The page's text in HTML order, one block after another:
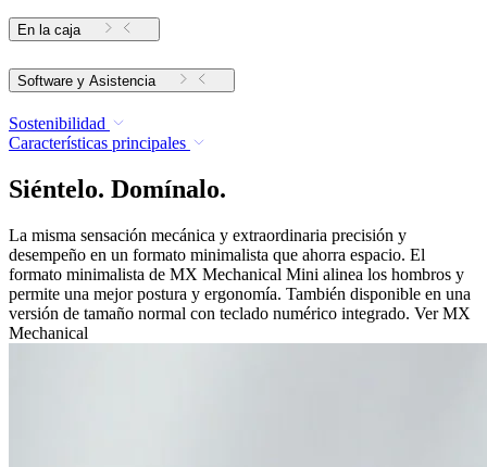
En la caja
Software y Asistencia
Sostenibilidad
Características principales
Siéntelo. Domínalo.
La misma sensación mecánica y extraordinaria precisión y
desempeño en un formato minimalista que ahorra espacio. El
formato minimalista de MX Mechanical Mini alinea los hombros y
permite una mejor postura y ergonomía. También disponible en una
versión de tamaño normal con teclado numérico integrado. Ver MX
Mechanical